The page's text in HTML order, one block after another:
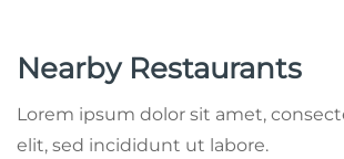
Nearby Restaurants
Lorem ipsum dolor sit amet,
elit, sed incididunt ut labore.